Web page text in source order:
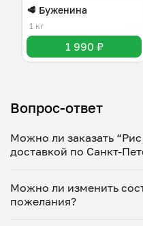
🥩 Буженина
1 кг
1 990 ₽
Вопрос-ответ
Можно ли заказать
доставкой по Санкт-
Укажите удобное время
домашнее блюдо в
Можно ли изменить
пожелания?